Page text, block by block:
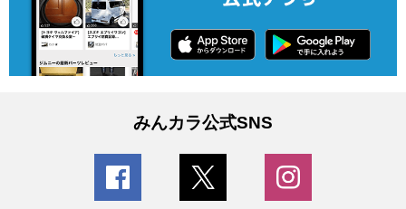
みんカラ公式SNS